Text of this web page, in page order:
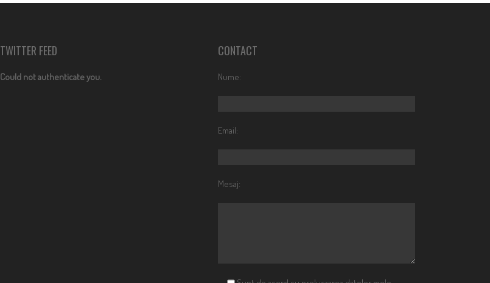
TWITTER FEED
Could not authenticate you.
CONTACT
Nume:
Email:
Mesaj: